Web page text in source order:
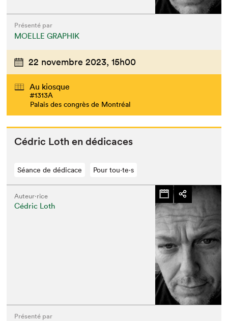
Présenté par
MOELLE GRAPHIK
22 novembre 2023, 15h00
Au kiosque
#1313A
Palais des congrès de Montréal
Cédric Loth en dédicaces
Séance de dédicace Pour tou⋅te⋅s
Auteur·rice
Cédric Loth
Présenté par